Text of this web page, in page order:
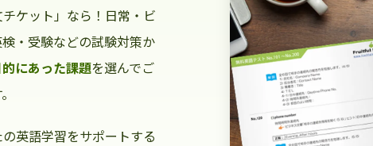
ケット」なら！日常・ビ
・受験などの試験対策か
にあった課題を選んでご
英語学習をサポートする